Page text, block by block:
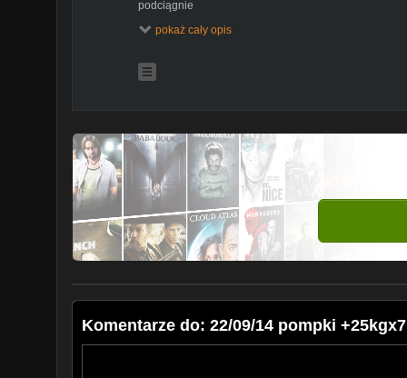
podciągnie
FACEBOOK:https://www.facebook.com/vkubaa
waga 76,5 pompki na poręczach ciało,+6x5
jeśli oglądanie moich filmów kogoś motywuje do
bazuję na podstawowych ćwiczeniach takich jak
(wyciskanie leżąc na ławce płaskiej, wyciskanie
oraz klasyczny) jak również wszelkie ruchy
hantlem oraz podciąganie, czasem z doczepionym
dość luźne, nie liczę kalorii, staram się jeść zdrowo
meal. Można by rzec, że poniekąd stosuję zasady
ujmując jedz co chcesz wyglądaj jak chcesz. Nie
schudnąć ani jak wyrzeźbić brzuch czy jakie są
się raczej utrzymywać wagę, sylwetka ma dla mnie
pokaż cały opis
Komentarze do: 22/09/14 pompki +25kgx7